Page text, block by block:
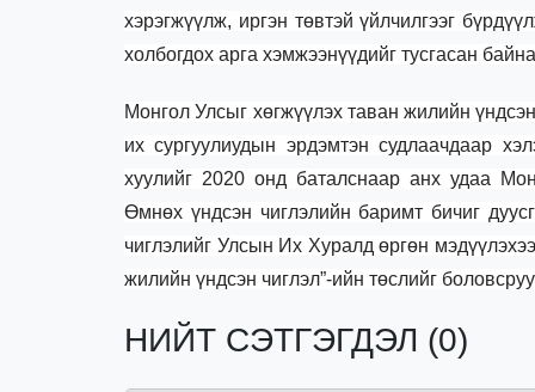
хэрэгжүүлж, иргэн төвтэй үйлчилгээг
холбогдох арга хэмжээнүүдийг тусгасан
Монгол Улсыг хөгжүүлэх таван жилийн
их сургуулиудын эрдэмтэн судлаачдаар
хуулийг 2020 онд баталснаар анх удаа
Өмнөх үндсэн чиглэлийн баримт бичиг
чиглэлийг Улсын Их Хуралд өргөн
жилийн үндсэн чиглэл”-ийн төслийг
НИЙТ СЭТГЭГДЭЛ (0)